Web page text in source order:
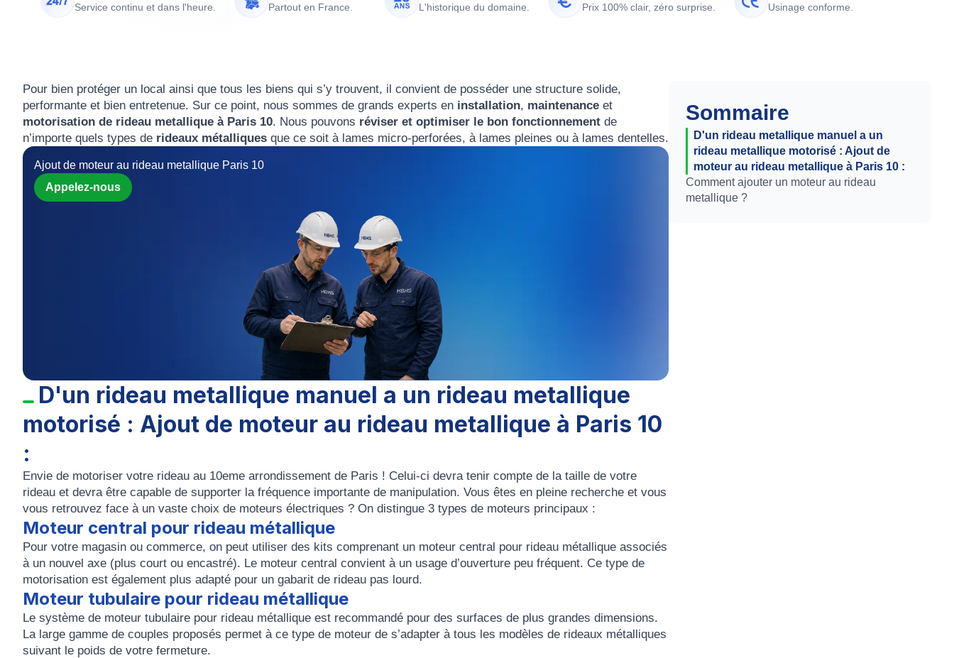
Service continu et dans l'heure.
Partout en France.
L'historique du domaine.
Prix 100% clair, zéro surprise.
Usinage conforme.
Sommaire
D'un rideau metallique manuel a un
rideau metallique motorisé : Ajout de
moteur au rideau metallique à Paris 10 :
Comment ajouter un moteur au rideau
metallique ?
Pour bien protéger un local ainsi que tous les biens qui s’y trouvent, il convient de posséder une structure solide,
performante et bien entretenue. Sur ce point, nous sommes de grands experts en installation, maintenance et
motorisation de rideau metallique à Paris 10. Nous pouvons réviser et optimiser le bon fonctionnement de
n’importe quels types de rideaux métalliques que ce soit à lames micro-perforées, à lames pleines ou à lames dentelles.
Ajout de moteur au rideau metallique Paris 10
Appelez-nous
D'un rideau metallique manuel a un rideau metallique
motorisé : Ajout de moteur au rideau metallique à Paris 10
:
Envie de motoriser votre rideau au 10eme arrondissement de Paris ! Celui-ci devra tenir compte de la taille de votre
rideau et devra être capable de supporter la fréquence importante de manipulation. Vous êtes en pleine recherche et vous
vous retrouvez face à un vaste choix de moteurs électriques ? On distingue 3 types de moteurs principaux :
Moteur central pour rideau métallique
Pour votre magasin ou commerce, on peut utiliser des kits comprenant un moteur central pour rideau métallique associés
à un nouvel axe (plus court ou encastré). Le moteur central convient à un usage d’ouverture peu fréquent. Ce type de
motorisation est également plus adapté pour un gabarit de rideau pas lourd.
Moteur tubulaire pour rideau métallique
Le système de moteur tubulaire pour rideau métallique est recommandé pour des surfaces de plus grandes dimensions.
La large gamme de couples proposés permet à ce type de moteur de s’adapter à tous les modèles de rideaux métalliques
suivant le poids de votre fermeture.